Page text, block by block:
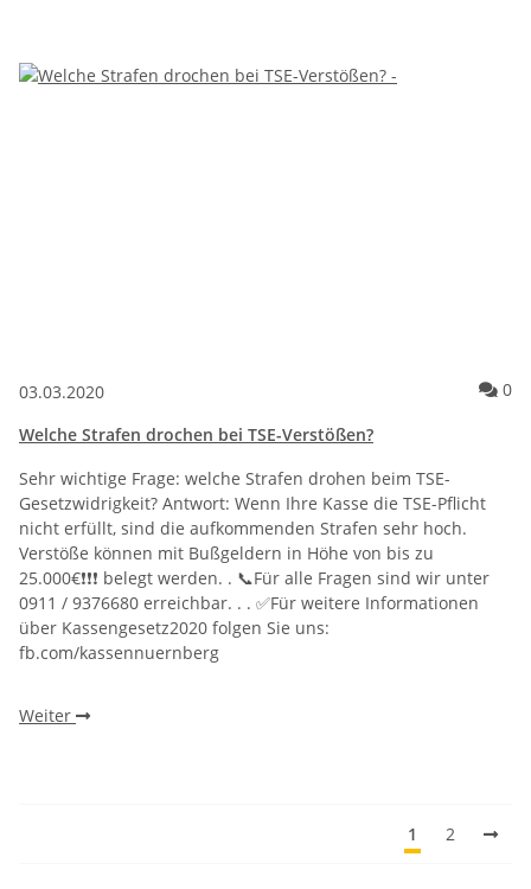
03.03.2020 0
Welche Strafen drochen bei TSE-Verstößen?
Sehr wichtige Frage: welche Strafen drohen beim TSE-
Gesetzwidrigkeit? Antwort: Wenn Ihre Kasse die TSE-Pflicht
nicht erfüllt, sind die aufkommenden Strafen sehr hoch.
Verstöße können mit Bußgeldern in Höhe von bis zu
25.000€❗️❗️❗️ belegt werden. . 📞Für alle Fragen sind wir unter
0911 / 9376680 erreichbar. . . ✅Für weitere Informationen
über Kassengesetz2020 folgen Sie uns:
fb.com/kassennuernberg
Weiter
1 2